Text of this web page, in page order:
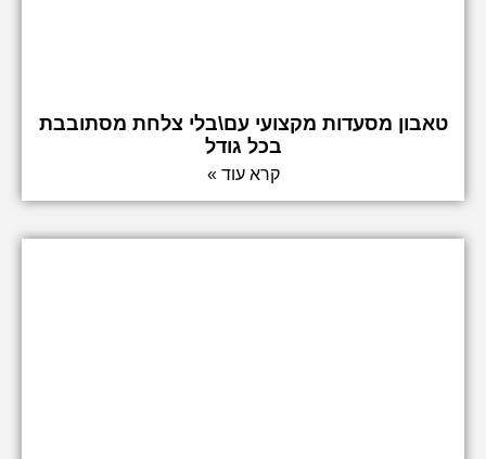
טאבון מסעדות מקצועי עם\בלי צלחת מסתובבת
בכל גודל
קרא עוד »